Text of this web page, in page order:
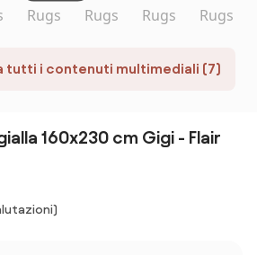
tutti i contenuti multimediali (7)
160x230 cm Gigi - Flair